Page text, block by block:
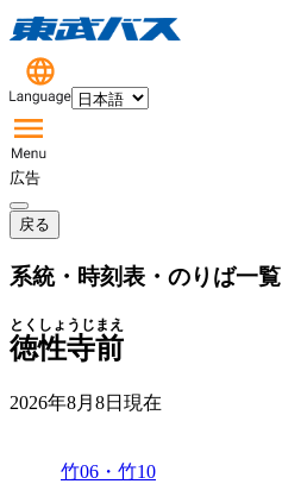
広告
戻る
系統・時刻表・のりば一覧
徳性寺前
とくしょうじまえ
2026年8月8日 現在
竹06・竹10